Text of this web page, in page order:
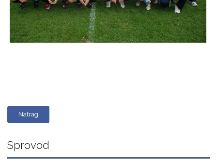
Natrag
Sprovod